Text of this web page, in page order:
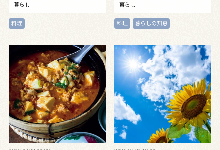
暮らし
料理
暮らし
料理 暮らしの知恵